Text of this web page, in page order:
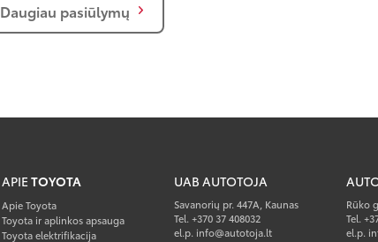
Daugiau pasiūlymų
APIE TOYOTA
Apie Toyota
Toyota ir aplinkos apsauga
Toyota elektrifikacija
UAB AUTOTOJA
Savanorių pr. 447A, Kaunas
Tel. +370 37 408032
el.p. info@autotoja.lt
Rūko
Tel.
el.p.